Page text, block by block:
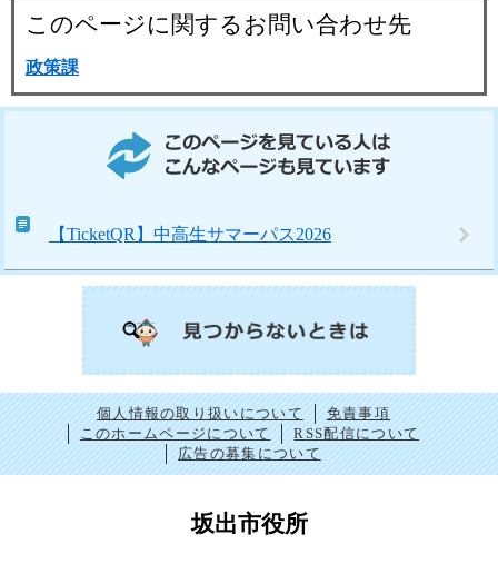
このページに関するお問い合わせ先
政策課
【TicketQR】中高生サマーパス2026
個人情報の取り扱いについて
免責事項
このホームページについて
RSS配信について
広告の募集について
坂出市役所